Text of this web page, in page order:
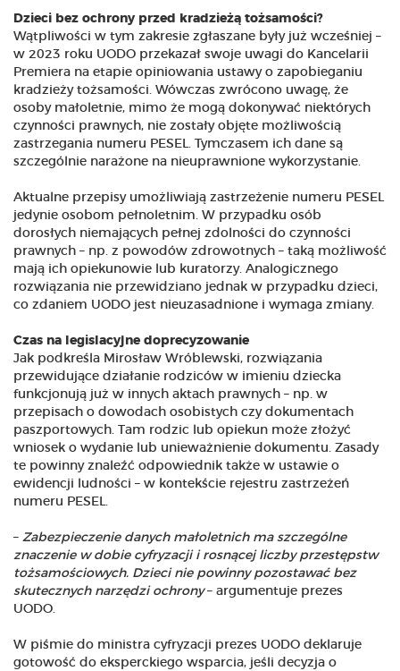
Dzieci bez ochrony przed kradzieżą tożsamości?
Wątpliwości w tym zakresie zgłaszane były już wcześniej –
w 2023 roku UODO przekazał swoje uwagi do Kancelarii
Premiera na etapie opiniowania ustawy o zapobieganiu
kradzieży tożsamości. Wówczas zwrócono uwagę, że
osoby małoletnie, mimo że mogą dokonywać niektórych
czynności prawnych, nie zostały objęte możliwością
zastrzegania numeru PESEL. Tymczasem ich dane są
szczególnie narażone na nieuprawnione wykorzystanie.
Aktualne przepisy umożliwiają zastrzeżenie numeru PESEL
jedynie osobom pełnoletnim. W przypadku osób
dorosłych niemających pełnej zdolności do czynności
prawnych – np. z powodów zdrowotnych – taką możliwość
mają ich opiekunowie lub kuratorzy. Analogicznego
rozwiązania nie przewidziano jednak w przypadku dzieci,
co zdaniem UODO jest nieuzasadnione i wymaga zmiany.
Czas na legislacyjne doprecyzowanie
Jak podkreśla Mirosław Wróblewski, rozwiązania
przewidujące działanie rodziców w imieniu dziecka
funkcjonują już w innych aktach prawnych – np. w
przepisach o dowodach osobistych czy dokumentach
paszportowych. Tam rodzic lub opiekun może złożyć
wniosek o wydanie lub unieważnienie dokumentu. Zasady
te powinny znaleźć odpowiednik także w ustawie o
ewidencji ludności – w kontekście rejestru zastrzeżeń
numeru PESEL.
– Zabezpieczenie danych małoletnich ma szczególne
znaczenie w dobie cyfryzacji i rosnącej liczby przestępstw
tożsamościowych. Dzieci nie powinny pozostawać bez
skutecznych narzędzi ochrony– argumentuje prezes
UODO.
W piśmie do ministra cyfryzacji prezes UODO deklaruje
gotowość do eksperckiego wsparcia, jeśli decyzja o